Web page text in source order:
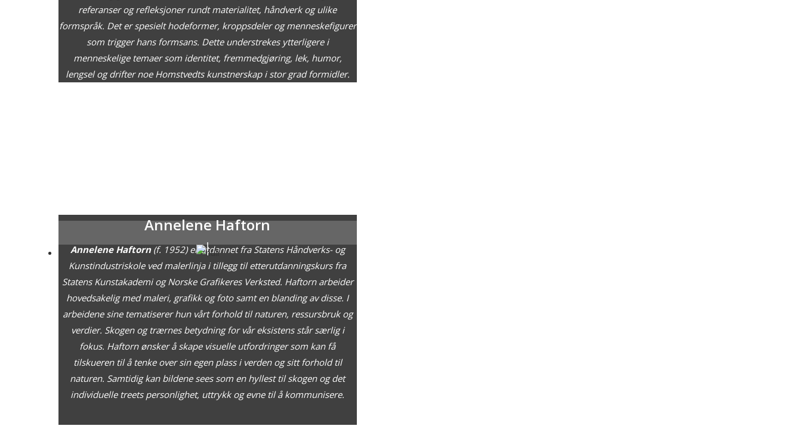
referanser og refleksjoner rundt materialitet, håndverk og ulike
formspråk. Det er spesielt hodeformer, kroppsdeler og menneskefigurer
som trigger hans formsans. Dette understrekes ytterligere i
menneskelige temaer som identitet, fremmedgjøring, lek, humor,
lengsel og drifter noe Homstvedts kunstnerskap i stor grad formidler.
Annelene Haftorn
Annelene Haftorn(f. 1952) er utdannet fra Statens Håndverks- og
Kunstindustriskole ved malerlinja i tillegg til etterutdanningskurs fra
Statens Kunstakademi og Norske Grafikeres Verksted. Haftorn arbeider
hovedsakelig med maleri, grafikk og foto samt en blanding av disse. I
arbeidene sine tematiserer hun vårt forhold til naturen, ressursbruk og
verdier. Skogen og trærnes betydning for vår eksistens står særlig i
fokus. Haftorn ønsker å skape visuelle utfordringer som kan få
tilskueren til å tenke over sin egen plass i verden og sitt forhold til
naturen. Samtidig kan bildene sees som en hyllest til skogen og det
individuelle treets personlighet, uttrykk og evne til å kommunisere.